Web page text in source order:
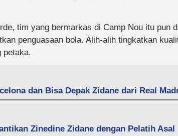
tim yang bermarkas di Camp Nou itu pun
penguasaan bola. Alih-alih tingkatkan
petaka.
dan Bisa Depak Zidane dari Real
Zinedine Zidane dengan Pelatih Asal